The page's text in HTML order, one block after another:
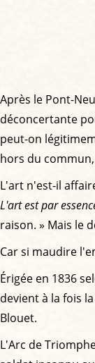
Après le Pont-
déconcertante
peut-on
hors du
L'art n'est-il
L'art est par
raison. » Mais le
Car si maudire
Érigée en 1836
devient à la fois
Blouet.
L'Arc de